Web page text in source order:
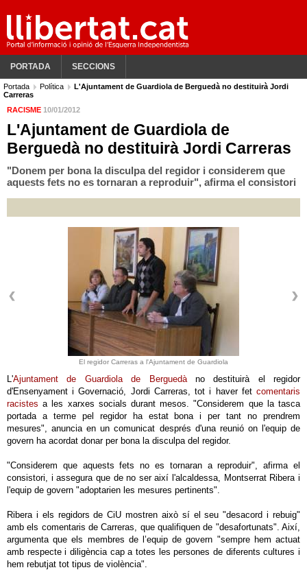
PORTADA SECCIONS
Portada Política
L'Ajuntament de Guardiola de Berguedà no destituirà Jordi
Carreras
RACISME 10/01/2012
L'Ajuntament de Guardiola de
Berguedà no destituirà Jordi Carreras
"Donem per bona la disculpa del regidor i considerem que
aquests fets no es tornaran a reproduir", afirma el consistori
El regidor Carreras a l'Ajuntament de Guardiola
L'Ajuntament de Guardiola de Berguedàno destituirà el regidor
d'Ensenyament i Governació, Jordi Carreras, tot i haver fet comentaris
racistes a les xarxes socials durant mesos. "Considerem que la tasca
portada a terme pel regidor ha estat bona i per tant no prendrem
mesures", anuncia en un comunicat després d'una reunió on l'equip de
govern ha acordat donar per bona la disculpa del regidor.
"Considerem que aquests fets no es tornaran a reproduir", afirma el
consistori, i assegura que de no ser així l'alcaldessa, Montserrat Ribera i
l'equip de govern "adoptarien les mesures pertinents".
Ribera i els regidors de CiU mostren això sí el seu "desacord i rebuig"
amb els comentaris de Carreras, que qualifiquen de "desafortunats". Així,
argumenta que els membres de l’equip de govern "sempre hem actuat
amb respecte i diligència cap a totes les persones de diferents cultures i
hem rebutjat tot tipus de violència".